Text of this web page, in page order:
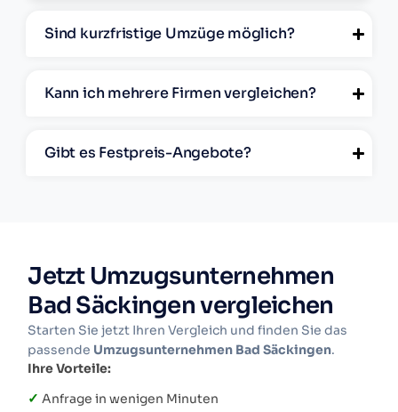
Sind kurzfristige Umzüge möglich?
Kann ich mehrere Firmen vergleichen?
Gibt es Festpreis-Angebote?
Jetzt Umzugsunternehmen
Bad Säckingen vergleichen
Starten Sie jetzt Ihren Vergleich und finden Sie das
passende Umzugsunternehmen Bad Säckingen.
Ihre Vorteile:
✓Anfrage in wenigen Minuten